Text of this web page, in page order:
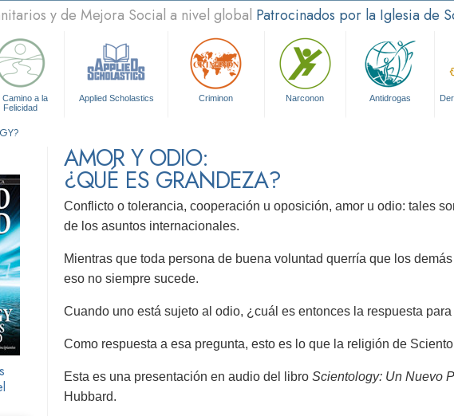
y de Mejora Social a nivel global Patrocinados por la Iglesia de
Camino a la
Felicidad
Applied Scholastics Criminon Narconon Antidrogas
AMOR Y ODIO:
¿QUÉ ES GRANDEZA?
Conflicto o tolerancia, cooperación u oposición, amor u odio: tales
de los asuntos internacionales.
Mientras que toda persona de buena voluntad querría que los
eso no siempre sucede.
Cuando uno está sujeto al odio, ¿cuál es entonces la respuesta
Como respuesta a esa pregunta, esto es lo que la religión de
Esta es una presentación en audio del libro Scientology: Un Nuevo
Hubbard.